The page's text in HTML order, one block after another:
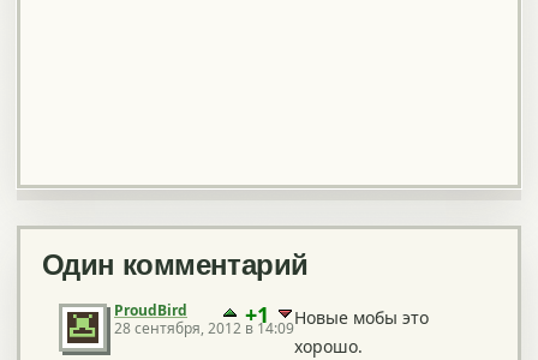
Один комментарий
ProudBird
28 сентября, 2012 в 14:09
+1
Новые мобы это
хорошо.